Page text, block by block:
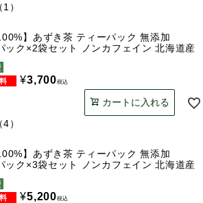
1 ）
】あずき茶 ティーパック 無添加
ック×2袋セット ノンカフェイン 北海道産
¥3,700税込
カートに入れる
4）
】あずき茶 ティーパック 無添加
ック×3袋セット ノンカフェイン 北海道産
¥5,200税込